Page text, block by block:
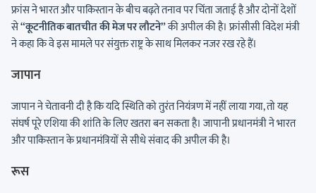
फ्रांस ने भारत और पाकिस्तान के बीच बढ़ते तनाव पर चिंता जताई है और दोनों देशों
से“कूटनीतिक बातचीत की मेज पर लौटने”की अपील की है। फ्रांसीसी विदेश मंत्री
ने कहा कि वे इस मामले पर संयुक्त राष्ट्र के साथ मिलकर नजर रख रहे हैं।
जापान
जापान ने चेतावनी दी है कि यदि स्थिति को तुरंत नियंत्रण में नहीं लाया गया, तो यह
संघर्ष पूरे एशिया की शांति के लिए खतरा बन सकता है। जापानी प्रधानमंत्री ने भारत
और पाकिस्तान के प्रधानमंत्रियों से सीधे संवाद की अपील की है।
रूस